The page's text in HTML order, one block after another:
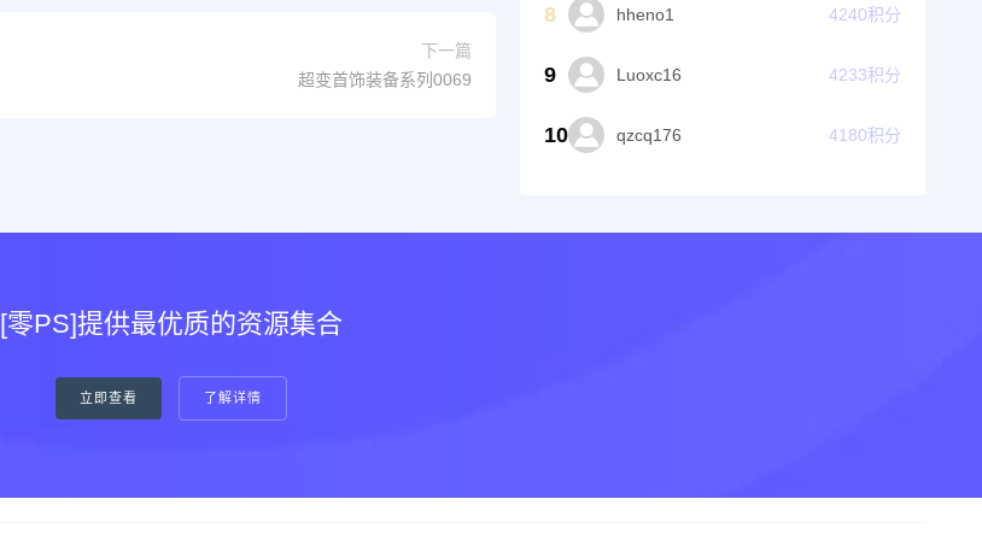
下一篇
超变首饰装备系列0069
8 hheno1 4240积分
9 Luoxc16 4233积分
10 qzcq176 4180积分
[零PS]提供最优质的资源集合
立即查看 了解详情